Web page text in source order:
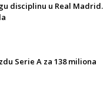
disciplinu u Real Madrid.
Serie A za 138 miliona